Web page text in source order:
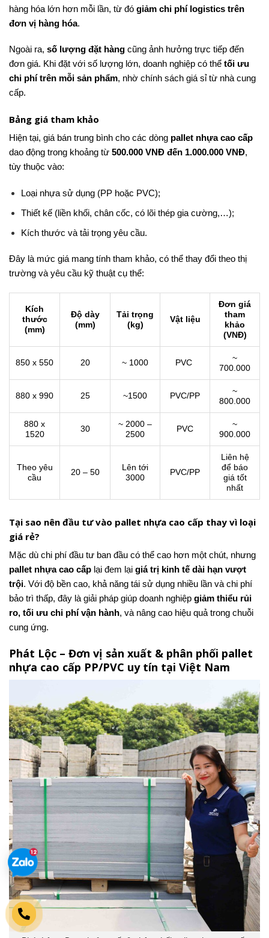
hàng hóa lớn hơn mỗi lần, từ đó giảm chi phí logistics trên
đơn vị hàng hóa.
Ngoài ra, số lượng đặt hàng cũng ảnh hưởng trực tiếp đến
đơn giá. Khi đặt với số lượng lớn, doanh nghiệp có thể tối ưu
chi phí trên mỗi sản phẩm, nhờ chính sách giá sỉ từ nhà cung
cấp.
Bảng giá tham khảo
Hiện tại, giá bán trung bình cho các dòng pallet nhựa cao cấp
dao động trong khoảng từ 500.000 VNĐ đến 1.000.000 VNĐ,
tùy thuộc vào:
Loại nhựa sử dụng (PP hoặc PVC);
Thiết kế (liền khối, chân cốc, có lõi thép gia cường,…);
Kích thước và tải trọng yêu cầu.
Đây là mức giá mang tính tham khảo, có thể thay đổi theo thị
trường và yêu cầu kỹ thuật cụ thể:
Kích
thước
(mm)
Độ dày
(mm)
Tải trọng
(kg)
Vật liệu
Đơn giá
tham
khảo
(VNĐ)
850 x 550 20 ~ 1000 PVC
~
700.000
880 x 990 25 ~1500 PVC/PP
~
800.000
880 x
1520
30
~ 2000 –
2500
PVC
~
900.000
Theo yêu
cầu
20 – 50
Lên tới
3000
PVC/PP
Liên hệ
để báo
giá tốt
nhất
Tại sao nên đầu tư vào pallet nhựa cao cấp thay vì loại
giá rẻ?
Mặc dù chi phí đầu tư ban đầu có thể cao hơn một chút, nhưng
pallet nhựa cao cấp lại đem lại giá trị kinh tế dài hạn vượt
trội. Với độ bền cao, khả năng tái sử dụng nhiều lần và chi phí
bảo trì thấp, đây là giải pháp giúp doanh nghiệp giảm thiểu rủi
ro, tối ưu chi phí vận hành, và nâng cao hiệu quả trong chuỗi
cung ứng.
Phát Lộc – Đơn vị sản xuất & phân phối pallet
nhựa cao cấp PP/PVC uy tín tại Việt Nam